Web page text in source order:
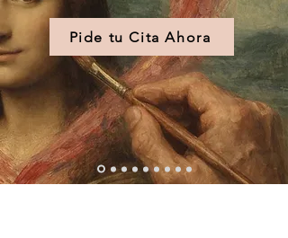
Pide tu Cita Ahora